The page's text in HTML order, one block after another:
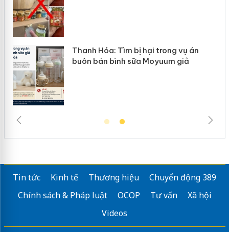
Thanh Hóa: Tìm bị hại trong vụ án
buôn bán bình sữa Moyuum giả
Tin tức Kinh tế Thương hiệu
Chuyển động 389
Chính sách & Pháp luật
OCOP Tư vấn
Xã hội
Videos